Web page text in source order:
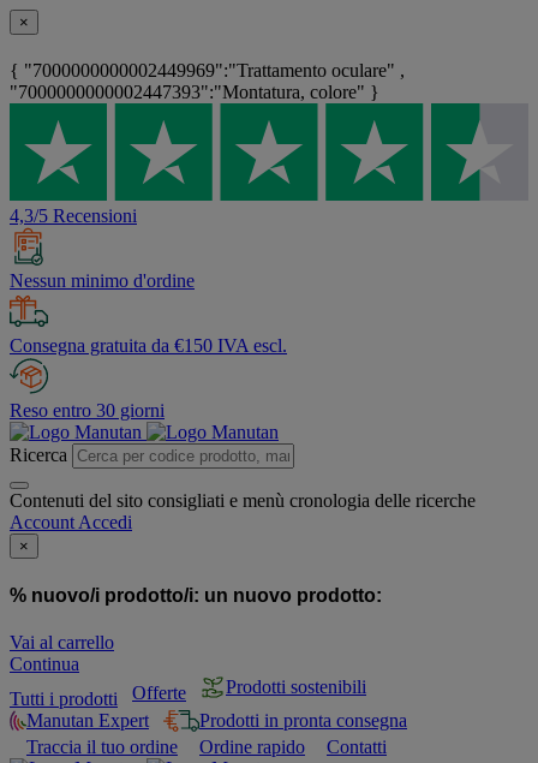
×
{ "7000000000002449969":"Trattamento oculare" ,
"7000000000002447393":"Montatura, colore" }
4,3/5 Recensioni
Nessun minimo d'ordine
Consegna gratuita da €150 IVA escl.
Reso entro 30 giorni
Ricerca
Contenuti del sito consigliati e menù cronologia delle ricerche
Account Accedi
×
% nuovo/i prodotto/i: un nuovo prodotto:
Vai al carrello
Continua
Tutti i prodotti
Offerte
Prodotti sostenibili
Manutan Expert
Prodotti in pronta consegna
Traccia il tuo ordine
Ordine rapido Contatti